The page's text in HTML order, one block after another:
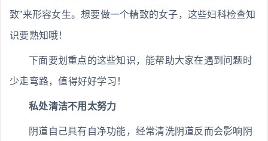
致”来形容女生。想要做一个精致的女子，这些妇科检查知
识要熟知哦！
下面要划重点的这些知识，能帮助大家在遇到问题时
少走弯路，值得好好学习！
私处清洁不用太努力
阴道自己具有自净功能，经常清洗阴道反而会影响阴